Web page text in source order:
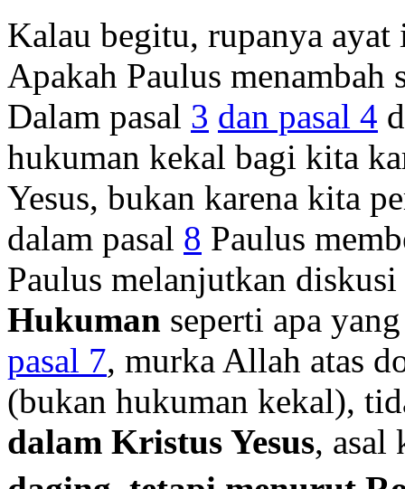
Kalau begitu, rupanya
Apakah Paulus menambah
Dalam pasal 3 dan pasal 4
hukuman kekal bagi kita
Yesus, bukan karena kita
dalam pasal 8 Paulus
Paulus melanjutkan
Hukuman seperti apa
pasal 7, murka Allah atas
(bukan hukuman kekal),
dalam Kristus Yesus, asal